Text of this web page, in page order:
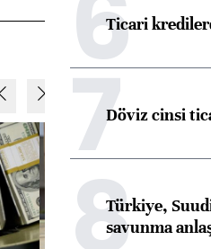
Ticari
7Döviz cinsi
8Türkiye,
savunma